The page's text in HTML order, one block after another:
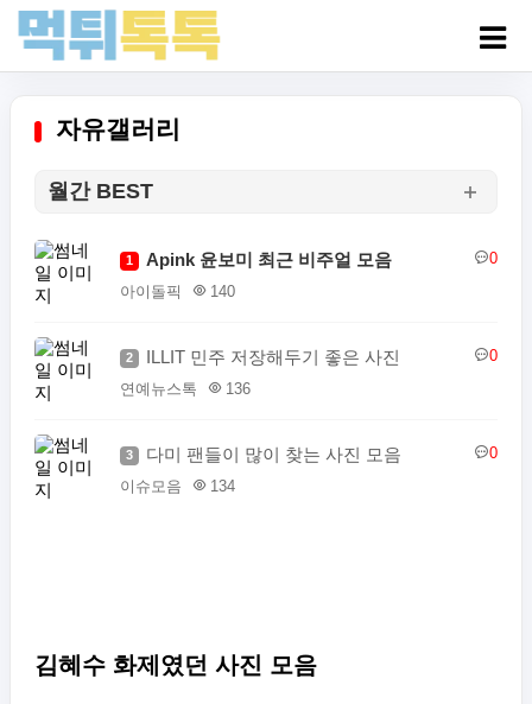
자유갤러리
월간 BEST
1 Apink 윤보미 최근 비주얼 모음
0
아이돌픽
140
2 ILLIT 민주 저장해두기 좋은 사진
0
연예뉴스톡
136
3 다미 팬들이 많이 찾는 사진 모음
0
이슈모음
134
김혜수 화제였던 사진 모음